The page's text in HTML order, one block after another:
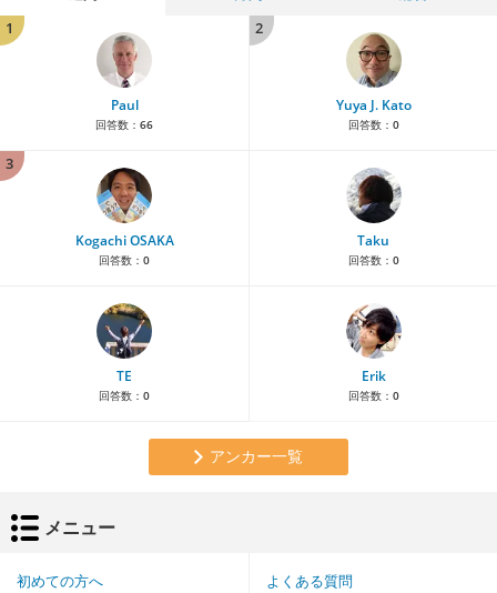
1
Paul
回答数： 66
2
Yuya J. Kato
回答数： 0
3
Kogachi OSAKA
回答数： 0
Taku
回答数： 0
TE
回答数： 0
Erik
回答数： 0
アンカー一覧
メニュー
初めての方へ よくある質問